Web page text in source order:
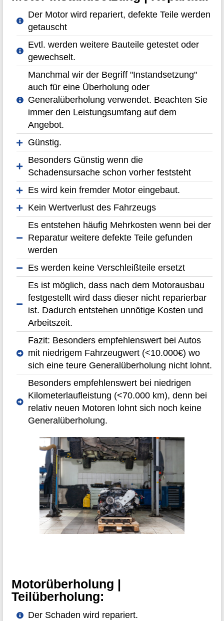
Der Motor wird repariert, defekte Teile werden
getauscht
Evtl. werden weitere Bauteile getestet oder
gewechselt.
Manchmal wir der Begriff "Instandsetzung"
auch für eine Überholung oder
Generalüberholung verwendet. Beachten Sie
immer den Leistungsumfang auf dem
Angebot.
Günstig.
Besonders Günstig wenn die
Schadensursache schon vorher feststeht
Es wird kein fremder Motor eingebaut.
Kein Wertverlust des Fahrzeugs
Es entstehen häufig Mehrkosten wenn bei der
Reparatur weitere defekte Teile gefunden
werden
Es werden keine Verschleißteile ersetzt
Es ist möglich, dass nach dem Motorausbau
festgestellt wird dass dieser nicht reparierbar
ist. Dadurch entstehen unnötige Kosten und
Arbeitszeit.
Fazit: Besonders empfehlenswert bei Autos
mit niedrigem Fahrzeugwert (<10.000€) wo
sich eine teure Generalüberholung nicht lohnt.
Besonders empfehlenswert bei niedrigen
Kilometerlaufleistung (<70.000 km), denn bei
relativ neuen Motoren lohnt sich noch keine
Generalüberholung.
Motorüberholung |
Teilüberholung:
Der Schaden wird repariert.